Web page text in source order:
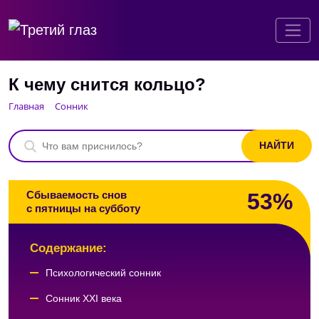
К чему снится кольцо?
Главная Сонник
Сбываемость снов
с пятницы на субботу
53%
Содержание:
Психологический сонник
Сонник XXI века